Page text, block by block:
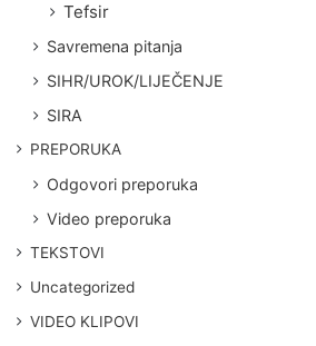
Tefsir
Savremena pitanja
SIHR/UROK/LIJEČENJE
SIRA
PREPORUKA
Odgovori preporuka
Video preporuka
TEKSTOVI
Uncategorized
VIDEO KLIPOVI